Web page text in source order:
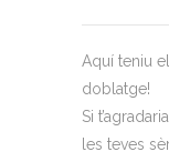
Aquí teniu
doblatge!
Si
les teves